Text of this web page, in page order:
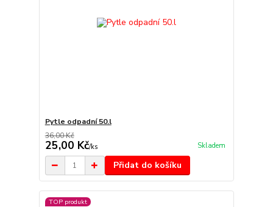
Pytle odpadní 50.l
36,00 Kč
25,00 Kč/ks Skladem
Přidat do košíku
TOP produkt